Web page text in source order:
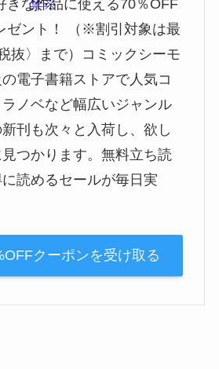
きな作品に使える70％OFF
ゼント！ （※割引対象は最
抜〉まで）コミックシーモ
電子書籍ストアで人気コ
ノベなど幅広いジャンル
刊も次々と入荷し、欲し
つかります。無料立ち読
読めるセールが毎日実
クーポンを受け取る